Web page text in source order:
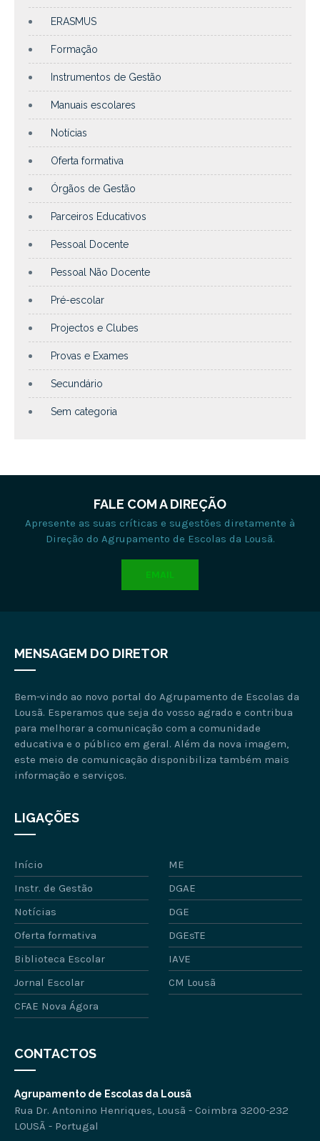
ERASMUS
Formação
Instrumentos de Gestão
Manuais escolares
Notícias
Oferta formativa
Órgãos de Gestão
Parceiros Educativos
Pessoal Docente
Pessoal Não Docente
Pré-escolar
Projectos e Clubes
Provas e Exames
Secundário
Sem categoria
FALE COM A DIREÇÃO
Apresente as suas críticas e sugestões diretamente à
Direção do Agrupamento de Escolas da Lousã.
EMAIL
MENSAGEM DO DIRETOR
Bem-vindo ao novo portal do Agrupamento de Escolas da
Lousã. Esperamos que seja do vosso agrado e contribua
para melhorar a comunicação com a comunidade
educativa e o público em geral. Além da nova imagem,
este meio de comunicação disponibiliza também mais
informação e serviços.
LIGAÇÕES
Início
ME
Instr. de Gestão
DGAE
Notícias
DGE
Oferta formativa
DGEsTE
Biblioteca Escolar
IAVE
Jornal Escolar
CM Lousã
CFAE Nova Ágora
CONTACTOS
Agrupamento de Escolas da Lousã
Rua Dr. Antonino Henriques, Lousã - Coimbra 3200-232
LOUSÃ - Portugal